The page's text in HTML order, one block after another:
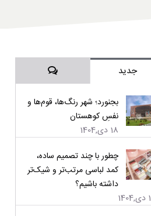
جدید دیدگاه‌ها
بجنورد؛ شهر رنگ‌ها، قوم‌ها و
نفسِ کوهستان
18 دی,1404
چطور با چند تصمیم ساده،
کمد لباسی مرتب‌تر و شیک‌تر
داشته باشیم؟